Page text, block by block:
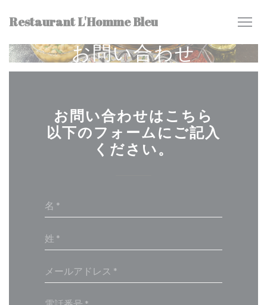
Restaurant L'Homme Bleu
お問い合わせ
お問い合わせはこちら
以下のフォームにご記入
ください。